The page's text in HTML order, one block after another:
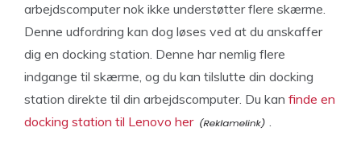
arbejdscomputer nok ikke understøtter flere skærme.
Denne udfordring kan dog løses ved at du anskaffer
dig en docking station. Denne har nemlig flere
indgange til skærme, og du kan tilslutte din docking
station direkte til din arbejdscomputer. Du kan finde en
docking station til Lenovo her
.